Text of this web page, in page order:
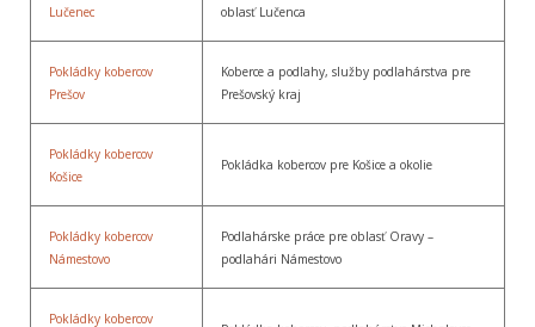
Lučenec
oblasť Lučenca
Pokládky kobercov
Prešov
Koberce a podlahy, služby podlahárstva pre
Prešovský kraj
Pokládky kobercov
Košice
Pokládka kobercov pre Košice a okolie
Pokládky kobercov
Námestovo
Podlahárske práce pre oblasť Oravy –
podlahári Námestovo
Pokládky kobercov